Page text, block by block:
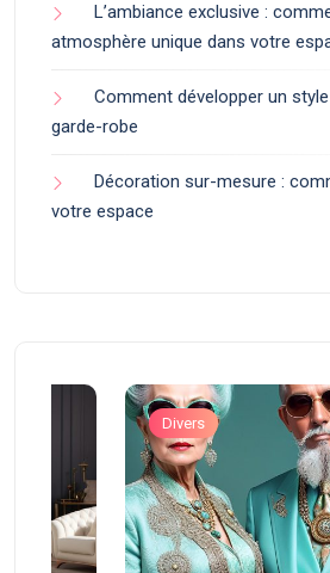
L’ambiance exclusive :
atmosphère unique dans votre
Comment développer un
garde-robe
Décoration sur-mesure :
votre espace
Divers